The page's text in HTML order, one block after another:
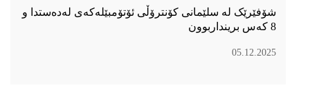
شۆفێرێک لە سلێمانی کۆنترۆڵی ئۆتۆمبێلەکەی لەدەستدا و
8 کەس برینداربوون
05.12.2025